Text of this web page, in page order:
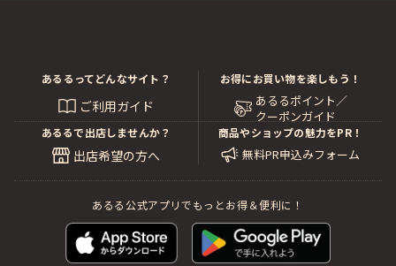
あるるってどんなサイト？
ご利用ガイド
お得にお買い物を楽しもう！
あるるポイント／
クーポンガイド
あるるで出店しませんか？
出店希望の方へ
商品やショップの魅力をPR！
無料PR申込みフォーム
あるる公式アプリでもっとお得＆便利に！